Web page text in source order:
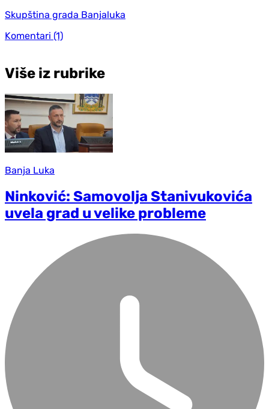
Skupština grada Banjaluka
Komentari (1)
Više iz rubrike
Banja Luka
Ninković: Samovolja Stanivukovića
uvela grad u velike probleme